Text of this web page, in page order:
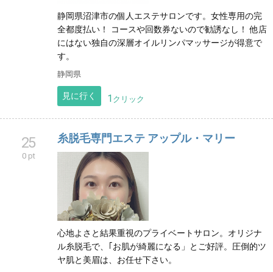
静岡県沼津市の個人エステサロンです。女性専用の完
全都度払い！ コースや回数券ないので勧誘なし！ 他店
にはない独自の深層オイルリンパマッサージが得意で
す。
静岡県
見に行く 1 クリック
25
0 pt
糸脱毛専門エステ アップル・マリー
心地よさと結果重視のプライベートサロン。オリジナ
ル糸脱毛で、｢お肌が綺麗になる」とご好評。圧倒的ツ
ヤ肌と美眉は、お任せ下さい。